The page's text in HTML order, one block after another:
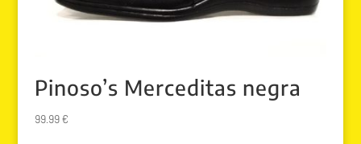
Pinoso’s Merceditas negra
99.99€